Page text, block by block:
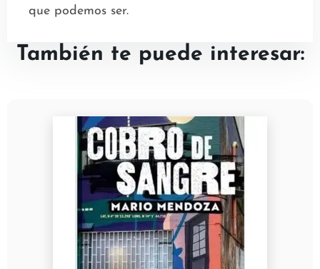
que podemos ser.
También te puede interesar: